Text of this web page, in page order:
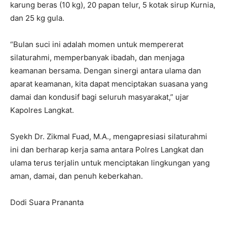
karung beras (10 kg), 20 papan telur, 5 kotak sirup Kurnia,
dan 25 kg gula.
“Bulan suci ini adalah momen untuk mempererat
silaturahmi, memperbanyak ibadah, dan menjaga
keamanan bersama. Dengan sinergi antara ulama dan
aparat keamanan, kita dapat menciptakan suasana yang
damai dan kondusif bagi seluruh masyarakat,” ujar
Kapolres Langkat.
Syekh Dr. Zikmal Fuad, M.A., mengapresiasi silaturahmi
ini dan berharap kerja sama antara Polres Langkat dan
ulama terus terjalin untuk menciptakan lingkungan yang
aman, damai, dan penuh keberkahan.
Dodi Suara Prananta